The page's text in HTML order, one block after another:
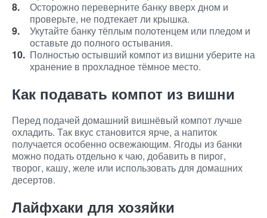
Осторожно переверните банку вверх дном и
проверьте, не подтекает ли крышка.
Укутайте банку тёплым полотенцем или пледом и
оставьте до полного остывания.
Полностью остывший компот из вишни уберите на
хранение в прохладное тёмное место.
Как подавать компот из вишни
Перед подачей домашний вишнёвый компот лучше
охладить. Так вкус становится ярче, а напиток
получается особенно освежающим. Ягоды из банки
можно подать отдельно к чаю, добавить в пирог,
творог, кашу, желе или использовать для домашних
десертов.
Лайфхаки для хозяйки